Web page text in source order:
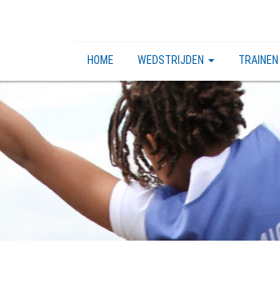
HOME WEDSTRIJDEN TRAINEN